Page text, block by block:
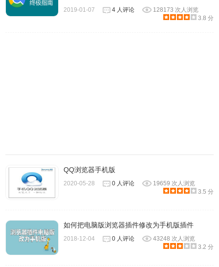
选中压缩包，长按在弹出的页面，选择第一项，稍微片刻解
压完毕。
2019-01-07 4 人评论
128173 次人浏览
3.8 分
QQ浏览器手机版
2020-05-28 0 人评论
19659 次人浏览
3.5 分
如何把电脑版浏览器插件修改为手机版插件
2018-12-04 0 人评论
43248 次人浏览
3.2 分